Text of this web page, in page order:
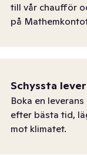
till vår chaufför
på
Schyssta
Boka en
efter bästa tid,
mot klimatet.